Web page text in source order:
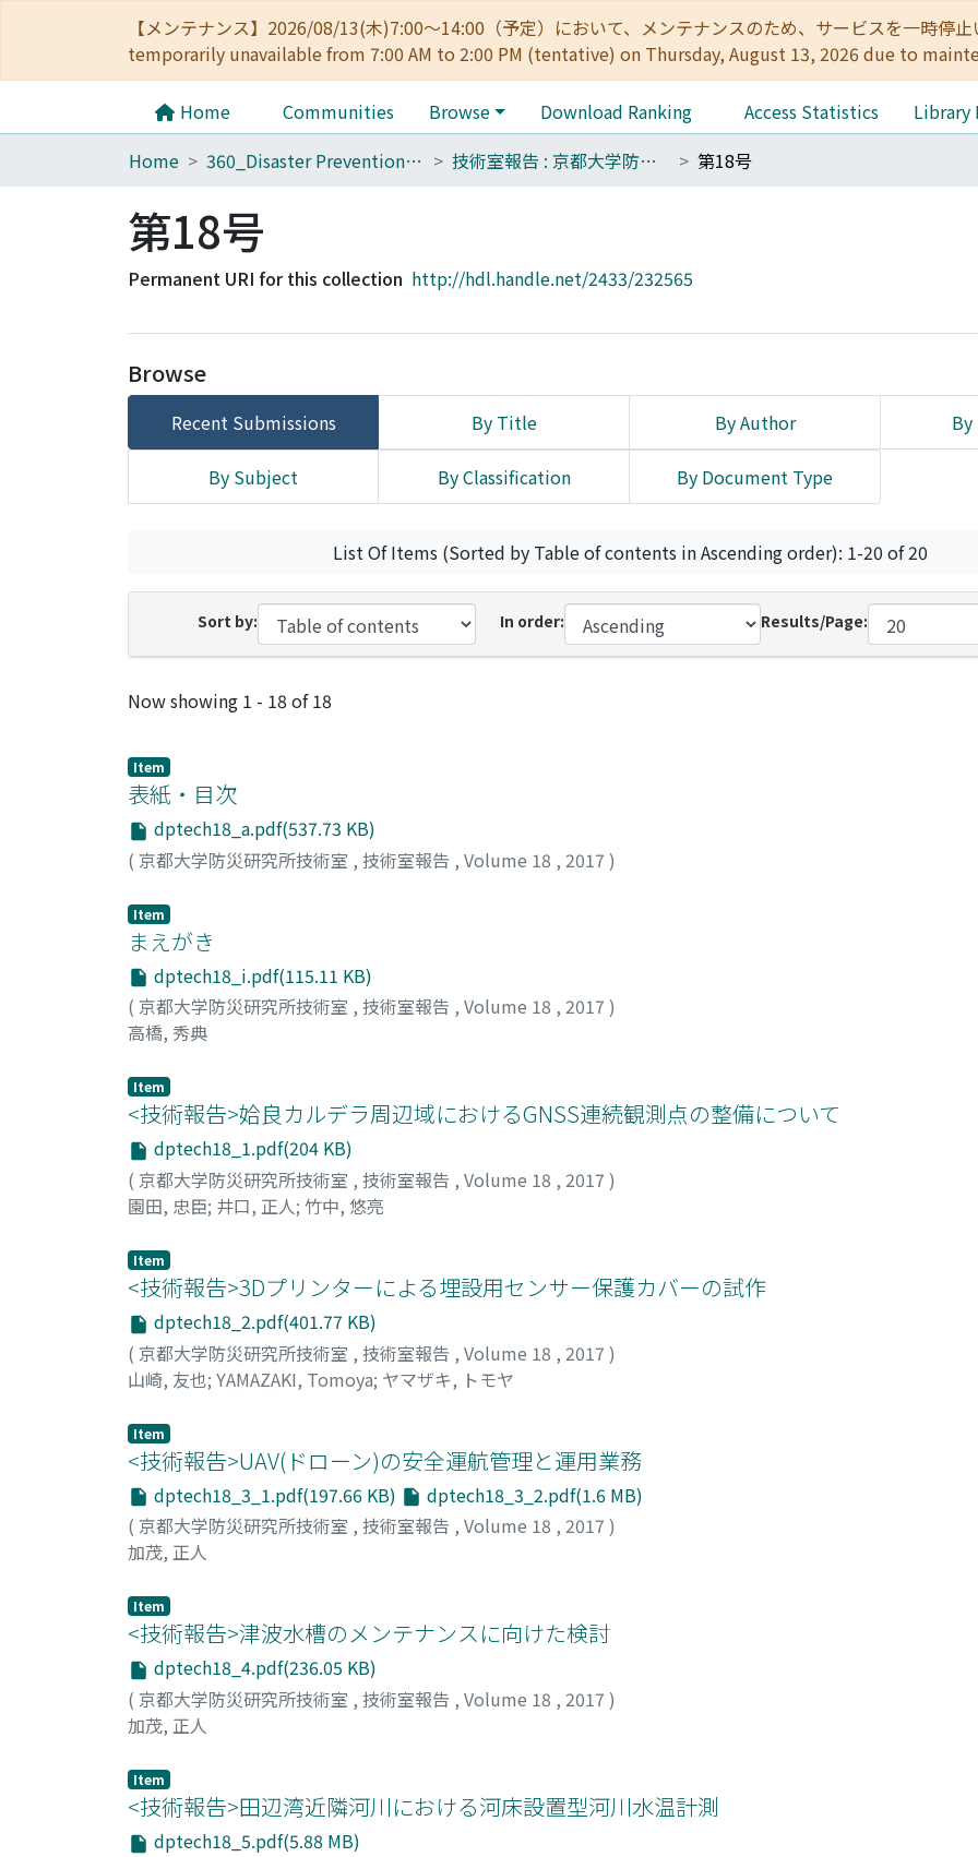
【メンテナンス】2026/08/13(木)7:00～14:00（予定）において、メンテナンスのため、サービスを一時
temporarily unavailable from 7:00 AM to 2:00 PM (tentative) on Thursday, August 13, 2026 due to
Home Communities Browse Download Ranking Access Statistics
Library
Home
360_Disaster Prevention Research Institute 技術室報告 : 京都大学防災研究所 第18号
第18号
Permanent URI for this collection http://hdl.handle.net/2433/232565
Browse
Recent Submissions By Title By Author By
By Subject By Classification By Document Type
List Of Items (Sorted by Table of contents in Ascending order): 1-20 of 20
Sort by: In order: Results/Page:
Recent Submissions
Now showing 1 - 18 of 18
Item
表紙・目次
dptech18_a.pdf(537.73 KB)
( 京都大学防災研究所技術室 , 技術室報告 , Volume 18 , 2017 )
Item
まえがき
dptech18_i.pdf(115.11 KB)
( 京都大学防災研究所技術室 , 技術室報告 , Volume 18 , 2017 )
高橋, 秀典
Item
<技術報告>姶良カルデラ周辺域におけるGNSS連続観測点の整備について
dptech18_1.pdf(204 KB)
( 京都大学防災研究所技術室 , 技術室報告 , Volume 18 , 2017 )
園田, 忠臣; 井口, 正人; 竹中, 悠亮
Item
<技術報告>3Dプリンターによる埋設用センサー保護カバーの試作
dptech18_2.pdf(401.77 KB)
( 京都大学防災研究所技術室 , 技術室報告 , Volume 18 , 2017 )
山崎, 友也; YAMAZAKI, Tomoya; ヤマザキ, トモヤ
Item
<技術報告>UAV(ドローン)の安全運航管理と運用業務
dptech18_3_1.pdf(197.66 KB)
dptech18_3_2.pdf(1.6 MB)
( 京都大学防災研究所技術室 , 技術室報告 , Volume 18 , 2017 )
加茂, 正人
Item
<技術報告>津波水槽のメンテナンスに向けた検討
dptech18_4.pdf(236.05 KB)
( 京都大学防災研究所技術室 , 技術室報告 , Volume 18 , 2017 )
加茂, 正人
Item
<技術報告>田辺湾近隣河川における河床設置型河川水温計測
dptech18_5.pdf(5.88 MB)